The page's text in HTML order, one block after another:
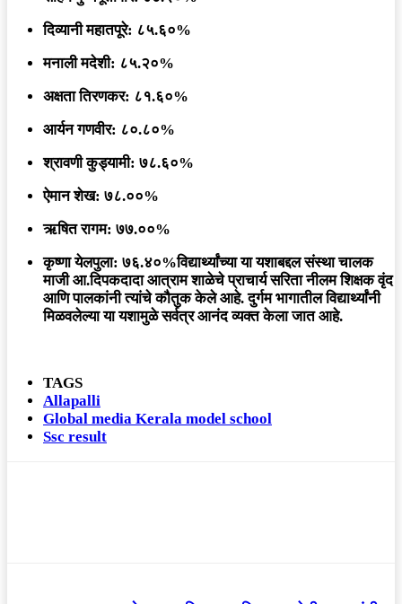
दिव्यानी महातपूरे: ८५.६०%
मनाली मदेशी: ८५.२०%
अक्षता तिरणकर: ८१.६०%
आर्यन गणवीर: ८०.८०%
श्रावणी कुड्यामी: ७८.६०%
ऐमान शेख: ७८.००%
ऋषित रागम: ७७.००%
कृष्णा येलपुला: ७६.४०%विद्यार्थ्यांच्या या यशाबद्दल संस्था चालक
माजी आ.दिपकदादा आत्राम शाळेचे प्राचार्य सरिता नीलम शिक्षक वृंद
आणि पालकांनी त्यांचे कौतुक केले आहे. दुर्गम भागातील विद्यार्थ्यांनी
मिळवलेल्या या यशामुळे सर्वत्र आनंद व्यक्त केला जात आहे.
TAGS
Allapalli
Global media Kerala model school
Ssc result